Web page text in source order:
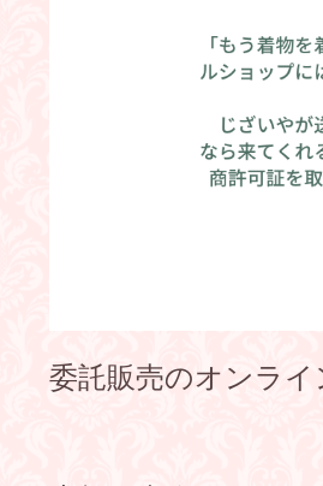
委託販売のオンラ